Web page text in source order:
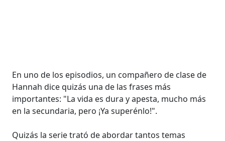
En uno de los episodios, un compañero de clase de
Hannah dice quizás una de las frases más
importantes: "La vida es dura y apesta, mucho más
en la secundaria, pero ¡Ya superénlo!".
Quizás la serie trató de abordar tantos temas